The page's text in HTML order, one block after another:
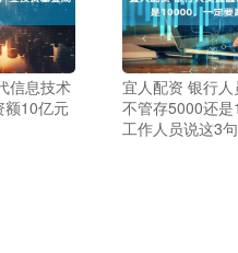
信息技术
额10亿元
宜人配资 银行人
不管存5000还
工作人员说这3